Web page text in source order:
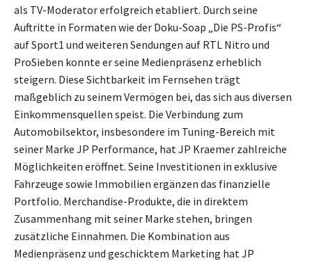
als TV-Moderator erfolgreich etabliert. Durch seine
Auftritte in Formaten wie der Doku-Soap „Die PS-Profis“
auf Sport1 und weiteren Sendungen auf RTL Nitro und
ProSieben konnte er seine Medienpräsenz erheblich
steigern. Diese Sichtbarkeit im Fernsehen trägt
maßgeblich zu seinem Vermögen bei, das sich aus diversen
Einkommensquellen speist. Die Verbindung zum
Automobilsektor, insbesondere im Tuning-Bereich mit
seiner Marke JP Performance, hat JP Kraemer zahlreiche
Möglichkeiten eröffnet. Seine Investitionen in exklusive
Fahrzeuge sowie Immobilien ergänzen das finanzielle
Portfolio. Merchandise-Produkte, die in direktem
Zusammenhang mit seiner Marke stehen, bringen
zusätzliche Einnahmen. Die Kombination aus
Medienpräsenz und geschicktem Marketing hat JP